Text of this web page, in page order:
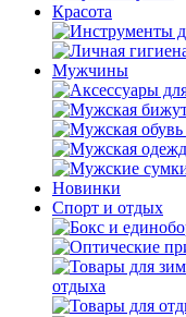
Красота
Мужчины
Новинки
Спорт и отдых
отдыха